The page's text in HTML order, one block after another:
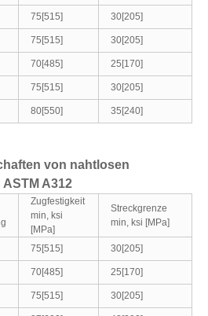
75[515] 30[205]
75[515] 30[205]
70[485] 25[170]
75[515] 30[205]
80[550] 35[240]
von nahtlosen
A312
Zugfestigkeit
min, ksi
[MPa]
Streckgrenze
min, ksi [MPa]
75[515] 30[205]
70[485] 25[170]
75[515] 30[205]